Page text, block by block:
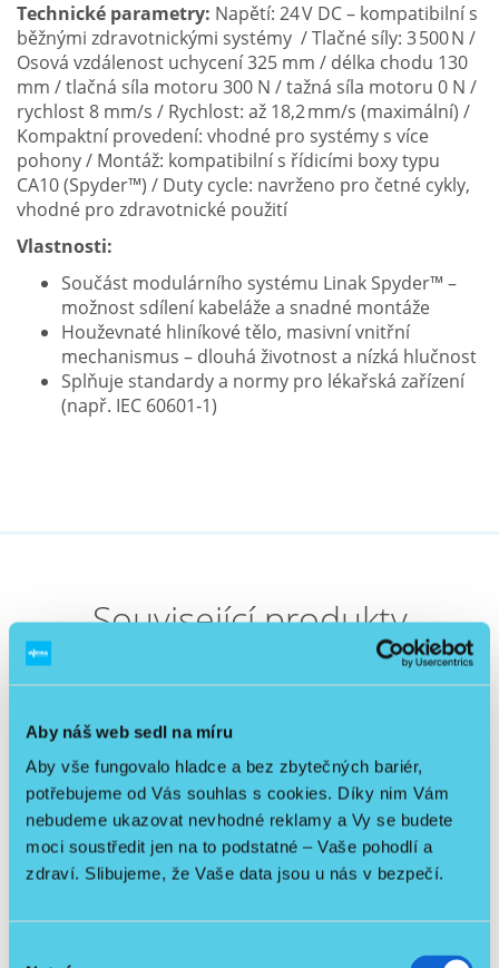
Aby náš web sedl na míru
Aby vše fungovalo hladce a bez zbytečných bariér,
potřebujeme od Vás souhlas s cookies. Díky nim Vám
nebudeme ukazovat nevhodné reklamy a Vy se budete
moci soustředit jen na to podstatné – Vaše pohodlí a
zdraví. Slibujeme, že Vaše data jsou u nás v bezpečí.
Technické parametry: Napětí: 24 V DC – kompatibilní s
běžnými zdravotnickými systémy / Tlačné síly: 3 500 N /
Osová vzdálenost uchycení 325 mm / délka chodu 130
mm / tlačná síla motoru 300 N / tažná síla motoru 0 N /
rychlost 8 mm/s / Rychlost: až 18,2 mm/s (maximální) /
Kompaktní provedení: vhodné pro systémy s více
pohony / Montáž: kompatibilní s řídicími boxy typu
CA10 (Spyder™) / Duty cycle: navrženo pro četné cykly,
vhodné pro zdravotnické použití
Vlastnosti:
Součást modulárního systému Linak Spyder™ –
možnost sdílení kabeláže a snadné montáže
Houževnaté hliníkové tělo, masivní vnitřní
mechanismus – dlouhá životnost a nízká hlučnost
Splňuje standardy a normy pro lékařská zařízení
(např. IEC 60601‑1)
Související produkty
Včetně hrazdy
NOVINKA